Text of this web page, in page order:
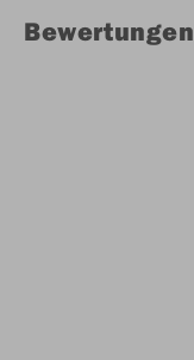
Bewertungen